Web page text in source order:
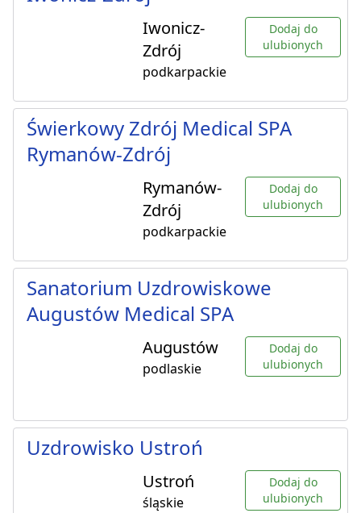
Iwonicz-
Zdrój
podkarpackie
Dodaj do
ulubionych
Świerkowy Zdrój Medical SPA
Rymanów-Zdrój
Rymanów-
Zdrój
podkarpackie
Dodaj do
ulubionych
Sanatorium Uzdrowiskowe
Augustów Medical SPA
Augustów
podlaskie
Dodaj do
ulubionych
Uzdrowisko Ustroń
Ustroń
śląskie
Dodaj do
ulubionych